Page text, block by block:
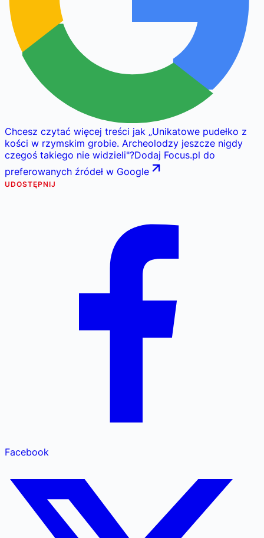
Chcesz czytać więcej treści jak „Unikatowe pudełko z
kości w rzymskim grobie. Archeolodzy jeszcze nigdy
czegoś takiego nie widzieli"?Dodaj Focus.pl do
preferowanych źródeł w Google
UDOSTĘPNIJ
Facebook